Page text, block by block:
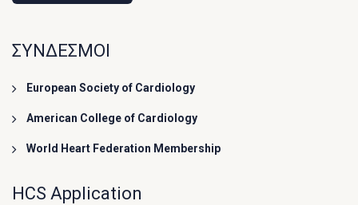
ΣΥΝΔΕΣΜΟΙ
European Society of Cardiology
American College of Cardiology
World Heart Federation Membership
HCS Application